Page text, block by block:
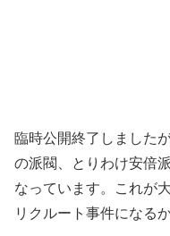
臨時公開終了しました
の派閥、とりわけ安倍
なっています。これが
リクルート事件になる